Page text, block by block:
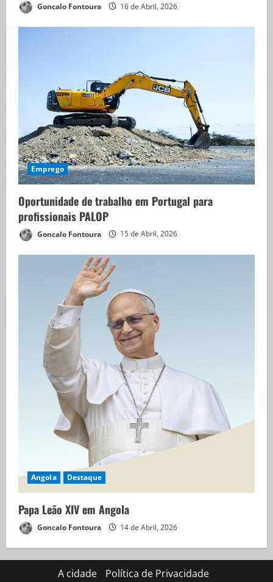
Goncalo Fontoura 16 de Abril, 2026
Emprego
Oportunidade de trabalho em Portugal para
profissionais PALOP
Goncalo Fontoura 15 de Abril, 2026
Angola Destaque
Papa Leão XIV em Angola
Goncalo Fontoura 14 de Abril, 2026
A cidade Política de Privacidade